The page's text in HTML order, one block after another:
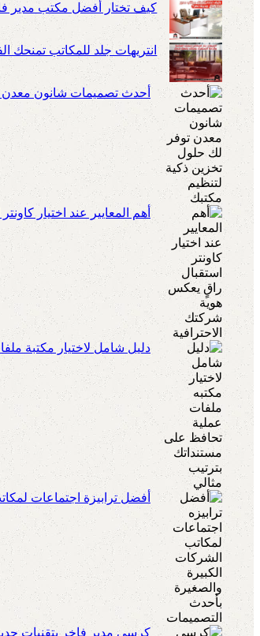
كيف تختار أفضل مكتب مدير
انتريهات جلد للمكاتب تمنحك
أحدث تصميمات شانون معدن
أهم المعايير عند اختيار
دليل شامل لاختيار مكتبة
أفضل ترابيزة اجتماعات
كرسي مدير فاخر بتقنيات